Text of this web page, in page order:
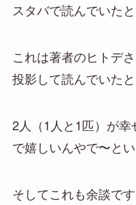
スタバで読んでいた
これは著者のヒトデ
投影して読んでいた
2人（1人と1匹）が
で嬉しいんやで〜と
そしてこれも余談で